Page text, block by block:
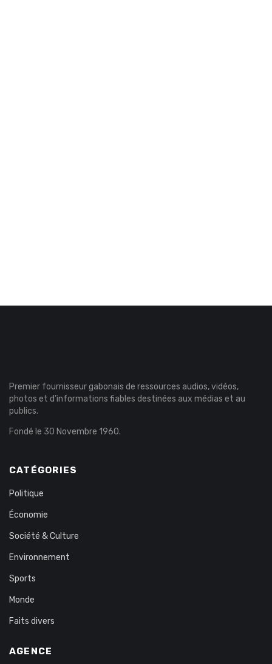
Premier fournisseur gabonais de ressources audios, vidéos,
photos et d’informations fiables destinées aux médias et au
publics.
Fondé le 30 Novembre 1960.
CATÉGORIES
Politique
Économie
Société & Culture
Environnement
Sports
Monde
Faits divers
AGENCE